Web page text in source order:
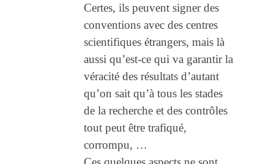
Certes, ils peuvent signer des
conventions avec des centres
scientifiques étrangers, mais là
aussi qu’est-ce qui va garantir la
véracité des résultats d’autant
qu’on sait qu’à tous les stades
de la recherche et des contrôles
tout peut être trafiqué,
corrompu, …